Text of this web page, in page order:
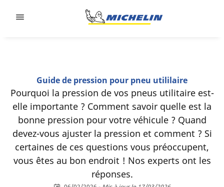
Guide de pression pour pneu utililaire
Pourquoi la pression de vos pneus utilitaire est-
elle importante ? Comment savoir quelle est la
bonne pression pour votre véhicule ? Quand
devez-vous ajuster la pression et comment ? Si
certaines de ces questions vous préoccupent,
vous êtes au bon endroit ! Nos experts ont les
réponses.